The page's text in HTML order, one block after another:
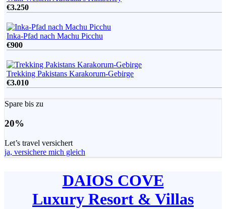
€3.250
Inka-Pfad nach Machu Picchu
€900
Trekking Pakistans Karakorum-Gebirge
€3.010
Spare bis zu
20%
Let’s travel versichert
ja, versichere mich gleich
DAIOS COVE
Luxury Resort & Villas